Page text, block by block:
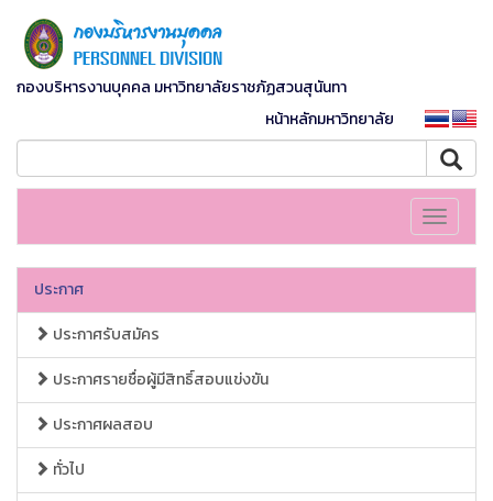
กองบริหารงานบุคคล มหาวิทยาลัยราชภัฏสวนสุนันทา
หน้าหลักมหาวิทยาลัย
Toggle
ประกาศ
ประกาศรับสมัคร
ประกาศรายชื่อผู้มีสิทธิ์สอบแข่งขัน
ประกาศผลสอบ
ทั่วไป